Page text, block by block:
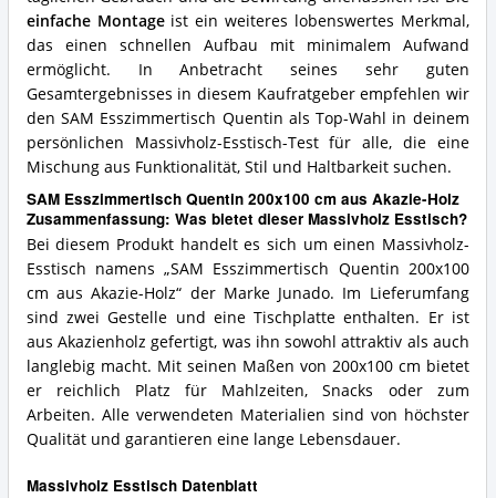
einfache Montageist ein weiteres lobenswertes Merkmal,
das einen schnellen Aufbau mit minimalem Aufwand
ermöglicht. In Anbetracht seines sehr guten
Gesamtergebnisses in diesem Kaufratgeber empfehlen wir
den SAM Esszimmertisch Quentin als Top-Wahl in deinem
persönlichen Massivholz-Esstisch-Test für alle, die eine
Mischung aus Funktionalität, Stil und Haltbarkeit suchen.
SAM Esszimmertisch Quentin 200x100 cm aus Akazie-Holz
Zusammenfassung: Was bietet dieser Massivholz Esstisch?
Bei diesem Produkt handelt es sich um einen Massivholz-
Esstisch namens „SAM Esszimmertisch Quentin 200x100
cm aus Akazie-Holz“ der Marke Junado. Im Lieferumfang
sind zwei Gestelle und eine Tischplatte enthalten. Er ist
aus Akazienholz gefertigt, was ihn sowohl attraktiv als auch
langlebig macht. Mit seinen Maßen von 200x100 cm bietet
er reichlich Platz für Mahlzeiten, Snacks oder zum
Arbeiten. Alle verwendeten Materialien sind von höchster
Qualität und garantieren eine lange Lebensdauer.
Massivholz Esstisch Datenblatt